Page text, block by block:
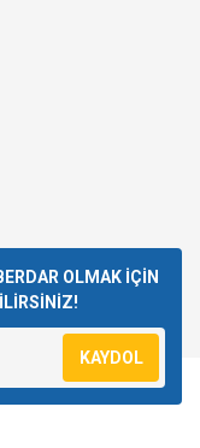
OLMAK İÇİN
KAYDOL